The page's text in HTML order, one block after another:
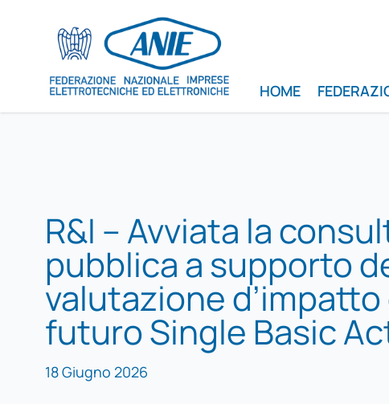
HOME
R&I – Avviata la
pubblica a supporto
valutazione d’impatto
futuro Single Basic
18 Giugno 2026